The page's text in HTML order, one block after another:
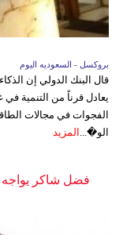
بروكسل - السعوديه اليوم
قال البنك الدولي إن
يعادل قرناً من التنمية
الفجوات في مجالات
الو�...
المزيد
فضل شاكر يواجه